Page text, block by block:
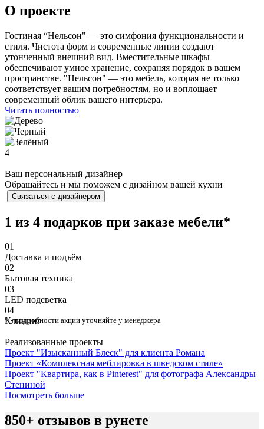
О проекте
Гостиная “Нельсон" — это симфония функциональности и
стиля. Чистота форм и современные линии создают
утонченный внешний вид. Вместительные шкафы
обеспечивают умное хранение, сохраняя порядок в вашем
пространстве. "Нельсон" — это мебель, которая не только
соответствует вашим потребностям, но и воплощает
современный облик вашего интерьера.
Читать полностью
4
Ваш персональный дизайнер
Обращайтесь и мы поможем с дизайном вашей кухни
Связаться с дизайнером
1 из 4 подарков при заказе мебели*
01
Доставка и подъём
02
Бытовая техника
03
⁠LED подсветка
04
Клининг
* - подробности акции уточняйте у менеджера
Реализованные проекты
Проект "Изысканный Блеск" для клиента Романа
Проект «Комплексная меблировка в шведском стиле»
Проект "Квартира, как в Pinterest" для фотографа Александры
Стениной
Посмотреть больше
850+ отзывов в рунете